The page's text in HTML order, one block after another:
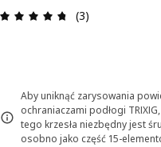
Opinia: 4.7 na
(3)
Aby uniknąć zarysowania
ochraniaczami podłogi
tego krzesła niezbędny jest
osobno jako część 15-